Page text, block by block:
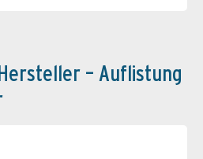
– Auflistung